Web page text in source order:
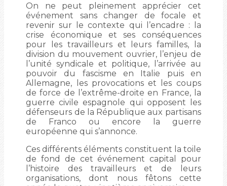
On ne peut pleinement apprécier cet
événement sans changer de focale et
revenir sur le contexte qui l’encadre : la
crise économique et ses conséquences
pour les travailleurs et leurs familles, la
division du mouvement ouvrier, l’enjeu de
l’unité syndicale et politique, l’arrivée au
pouvoir du fascisme en Italie puis en
Allemagne, les provocations et les coups
de force de l’extrême-droite en France, la
guerre civile espagnole qui opposent les
défenseurs de la République aux partisans
de Franco ou encore la guerre
européenne qui s’annonce.
Ces différents éléments constituent la toile
de fond de cet événement capital pour
l’histoire des travailleurs et de leurs
organisations, dont nous fêtons cette